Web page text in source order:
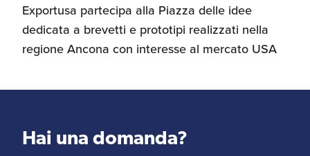
Ricerche di Mercato
Exportusa partecipa alla Piazza delle idee
dedicata a brevetti e prototipi realizzati nella
regione Ancona con interesse al mercato USA
Hai una domanda?